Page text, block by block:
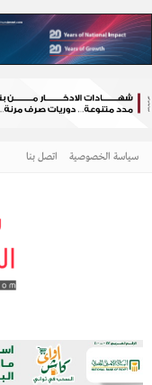
سياسة الخصوصية اتصل بنا